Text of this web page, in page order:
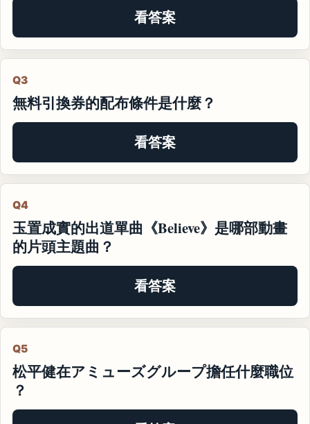
看答案
Q3
無料引換券的配布條件是什麼？
看答案
Q4
玉置成實的出道單曲《Believe》是哪部動畫
的片頭主題曲？
看答案
Q5
松平健在アミューズグループ擔任什麼職位
？